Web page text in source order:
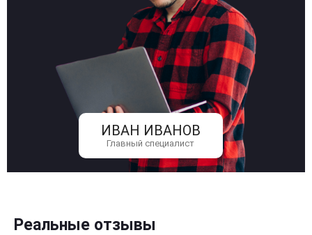
ИВАН ИВАНОВ
Главный специалист
Реальные отзывы